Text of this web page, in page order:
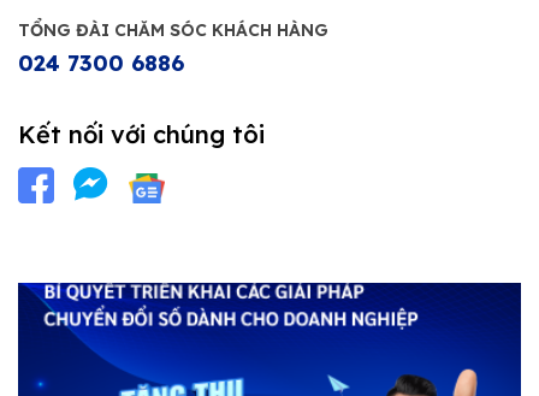
TỔNG ĐÀI CHĂM SÓC KHÁCH HÀNG
024 7300 6886
Kết nối với chúng tôi